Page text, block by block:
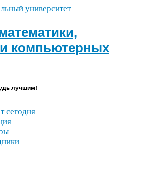
компьютерных
лучшим!
сегодня